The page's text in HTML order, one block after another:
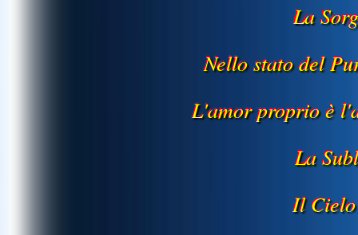
La
Nello stato del
L'amor proprio è
La
Il